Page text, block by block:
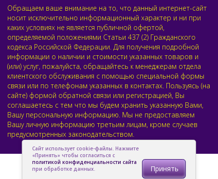
Обращаем ваше внимание на то, что данный интернет-сайт
носит исключительно информационный характер и ни при
каких условиях не является публичной офертой,
определяемой положениями Статьи 437 (2) Гражданского
кодекса Российской Федерации. Для получения подробной
информации о наличии и стоимости указанных товаров и
(или) услуг, пожалуйста, обращайтесь к менеджерам отдела
клиентского обслуживания с помощью специальной формы
связи или по телефонам указанных в контактах. Пользуясь (на
сайте) формой обратной связи или регистрацией, Вы
соглашаетесь с тем что мы будем хранить указанную Вами,
Вашу персональную информацию. Мы не предоставляем
Вашу личную информацию третьим лицам, кроме случаев
предусмотренных законодательством.
Сайт использует cookie-файлы. Нажмите
«Принять» чтобы согласиться с
политикой конфиденциальности сайта
при обработке данных.
Принять